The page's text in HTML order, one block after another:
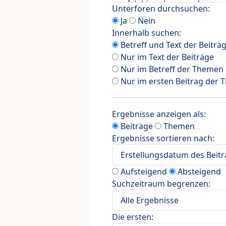
Unterforen durchsuchen:
Ja
Nein
Innerhalb suchen:
Betreff und Text der
Nur im Text der Beiträge
Nur im Betreff der Themen
Nur im ersten Beitrag der
Ergebnisse anzeigen als:
Beiträge
Themen
Ergebnisse sortieren nach:
Aufsteigend
Absteigend
Suchzeitraum begrenzen:
Die ersten: